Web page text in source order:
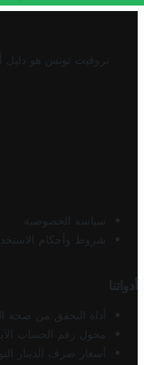
تروفيت تونس هو دليل
سياسة الخصوصية
شروط وأحكام
أدواتنا
أداة التحقق من صحة
محول رقم الحساب
أسعار صرف الدينار